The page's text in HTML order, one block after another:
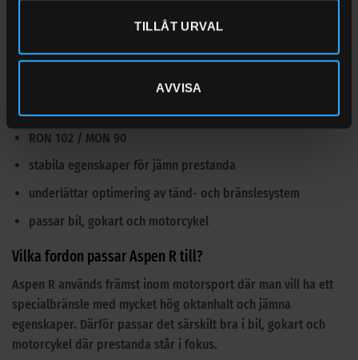
TILLÅT URVAL
AVVISA
motorsportförbundet FIA:s riktlinjer.
Fördelar med Aspen R 102 oktan
specialbränsle för motorsport
RON 102 / MON 90
stabila egenskaper för jämn prestanda
underlättar optimering av tänd- och bränslesystem
passar bil, gokart och motorcykel
Vilka fordon passar Aspen R till?
Aspen R används främst inom motorsport där man vill ha ett
specialbränsle med mycket hög oktanhalt och jämna
egenskaper. Därför passar det särskilt bra i bil, gokart och
motorcykel där prestanda står i fokus.